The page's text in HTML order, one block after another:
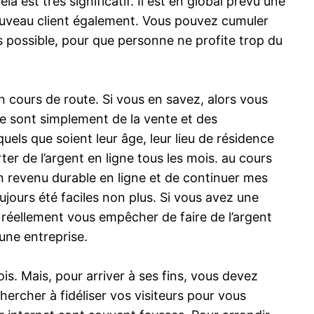
client également. Vous pouvez cumuler
possible, pour que personne ne profite trop du
de route. Si vous en savez, alors vous
sont simplement de la vente et des
que soient leur âge, leur lieu de résidence
de l’argent en ligne tous les mois. au cours
revenu durable en ligne et de continuer mes
été faciles non plus. Si vous avez une
vous empêcher de faire de l’argent
entreprise.
Mais, pour arriver à ses fins, vous devez
à fidéliser vos visiteurs pour vous